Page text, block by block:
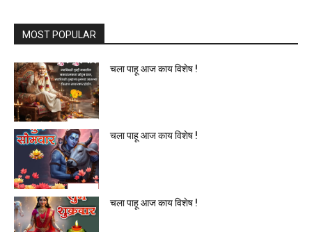
MOST POPULAR
चला पाहू आज काय विशेष !
चला पाहू आज काय विशेष !
चला पाहू आज काय विशेष !